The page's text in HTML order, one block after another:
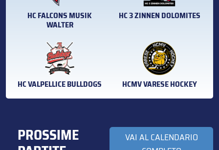
HC FALCONS MUSIK
WALTER
HC 3 ZINNEN DOLOMITES
HC VALPELLICE BULLDOGS HCMV VARESE HOCKEY
PROSSIME
VAI AL CALENDARIO